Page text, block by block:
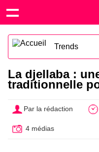
Trends
La djellaba :
traditionnelle
Par la rédaction
4 médias